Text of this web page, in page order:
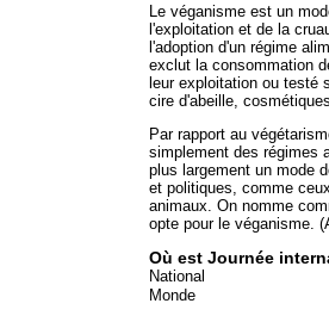
Le véganisme est un
l'exploitation et de la
l'adoption d'un régime
exclut la consommation
leur exploitation ou testé
cire d'abeille,
Par rapport au
simplement des régimes
plus largement un mode
et politiques, comme
animaux. On nomme
opte pour le véganisme.
Où est Journée
National
Monde